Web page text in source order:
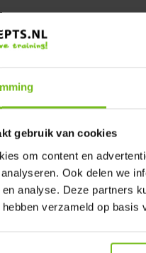
gebruik van cookies
om content en
Ook delen we
analyse. Deze partners
verzameld op basis
cm) (avec boîte de
USB pour les mises à
/ une tablette pour une